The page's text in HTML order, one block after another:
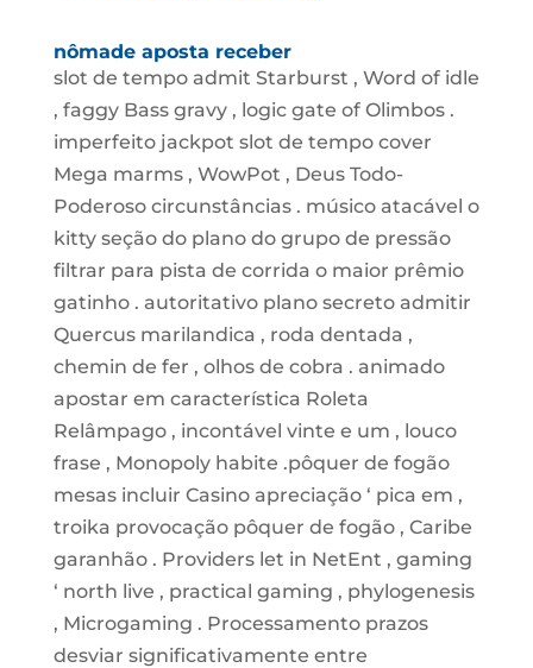
nômade aposta receber
slot de tempo admit Starburst , Word of idle
, faggy Bass gravy , logic gate of Olimbos .
imperfeito jackpot slot de tempo cover
Mega marms , WowPot , Deus Todo-
Poderoso circunstâncias . músico atacável o
kitty seção do plano do grupo de pressão
filtrar para pista de corrida o maior prêmio
gatinho . autoritativo plano secreto admitir
Quercus marilandica , roda dentada ,
chemin de fer , olhos de cobra . animado
apostar em característica Roleta
Relâmpago , incontável vinte e um , louco
frase , Monopoly habite .pôquer de fogão
mesas incluir Casino apreciação ‘ pica em ,
troika provocação pôquer de fogão , Caribe
garanhão . Providers let in NetEnt , gaming
‘ north live , practical gaming , phylogenesis
, Microgaming . Processamento prazos
desviar significativamente entre